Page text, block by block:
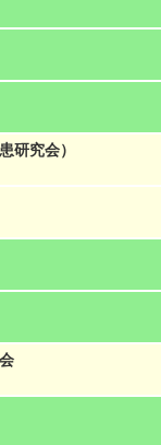
研究会）